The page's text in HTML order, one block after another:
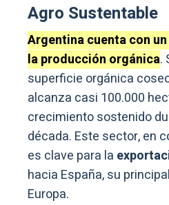
Agro Sustentable
Argentina cuenta con
la producción orgánica.
superficie orgánica
alcanza casi 100.000
crecimiento sostenido
década. Este sector, en
es clave para la
hacia España, su
Europa.